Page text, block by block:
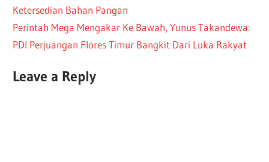
Ketersedian Bahan Pangan
Perintah Mega Mengakar Ke Bawah, Yunus Takandewa:
PDI Perjuangan Flores Timur Bangkit Dari Luka Rakyat
Leave a Reply